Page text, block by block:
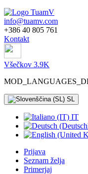
info@tuamv.com
+386 40 805 761
Kontakt
Všečkov 3.9K
SL
IT
Prijava
Seznam želja
Primerjaj